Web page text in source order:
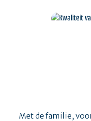
Met de familie,